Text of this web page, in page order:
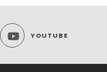
YOUTUBE